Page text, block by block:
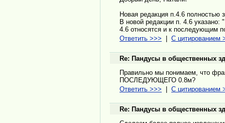
Новая редакция п.4.6 полностью
В новой редакции п. 4.6
4.6 относятся и к последующим
Ответить >>>
С цитированием
Re: Пандусы в общественных
Правильно мы понимаем, что
ПОСЛЕДУЮЩЕГО 0.8м?
Ответить >>>
С цитированием
Re: Пандусы в общественных